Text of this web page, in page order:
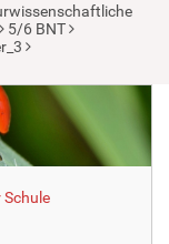
5/6 BNT
Schule